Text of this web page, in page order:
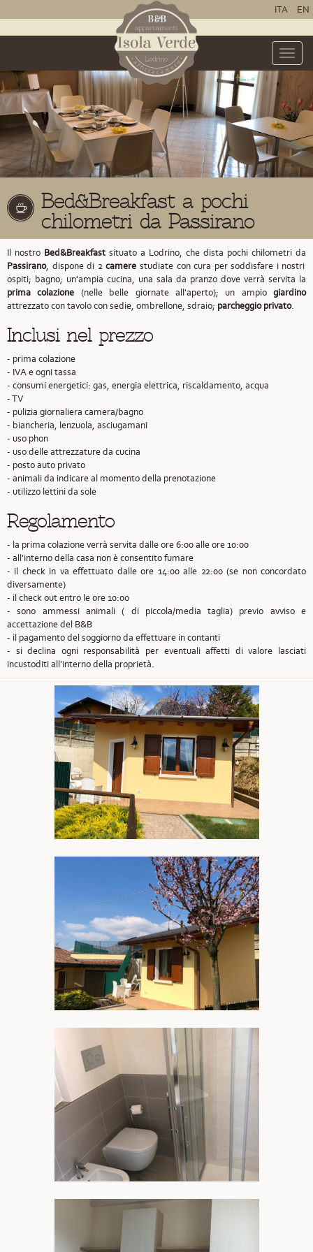
ITA EN
Toggle
Bed&Breakfast a pochi
chilometri da Passirano
Il nostro Bed&Breakfast situato a Lodrino, che dista pochi chilometri da
Passirano, dispone di 2camere studiate con cura per soddisfare i nostri
ospiti; bagno; un'ampia cucina, una sala da pranzo dove verrà servita la
prima colazione (nelle belle giornate all'aperto); un ampio giardino
attrezzato con tavolo con sedie, ombrellone, sdraio; parcheggio privato.
Inclusi nel prezzo
- prima colazione
- IVA e ogni tassa
- consumi energetici: gas, energia elettrica, riscaldamento, acqua
- TV
- pulizia giornaliera camera/bagno
- biancheria, lenzuola, asciugamani
- uso phon
- uso delle attrezzature da cucina
- posto auto privato
- animali da indicare al momento della prenotazione
- utilizzo lettini da sole
Regolamento
- la prima colazione verrà servita dalle ore 6:00 alle ore 10:00
- all'interno della casa non è consentito fumare
- il check in va effettuato dalle ore 14:00 alle 22:00 (se non concordato
diversamente)
- il check out entro le ore 10:00
- sono ammessi animali ( di piccola/media taglia) previo avviso e
accettazione del B&B
- il pagamento del soggiorno da effettuare in contanti
- si declina ogni responsabilità per eventuali affetti di valore lasciati
incustoditi all'interno della proprietà.